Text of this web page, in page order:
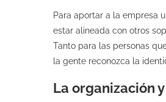
Para aportar a la empresa
estar alineada con otros
Tanto para las personas
la gente reconozca la
La organización